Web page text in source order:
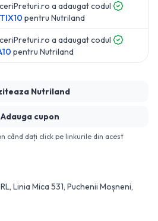
Nutriland
Adauga cupon
când dați click pe linkurile din acest
Linia Mica 531, Puchenii Moșneni,
a adaugat codul
pentru Nutriland
a adaugat codul
pentru Nutriland